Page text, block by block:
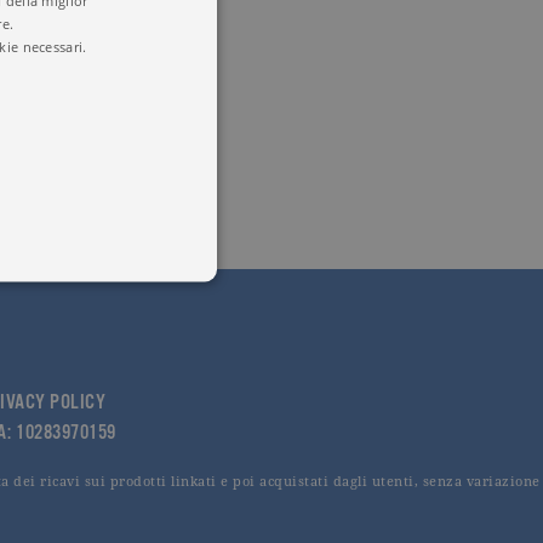
POLICY
10283970159
dei ricavi sui prodotti linkati e poi acquistati dagli utenti, senza variazione
necessari.
condizioni previste dal
un valore univoco
delle visualizzazioni